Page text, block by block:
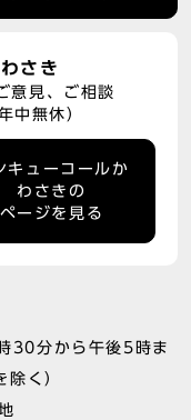
さき
意見、ご相談
中無休）
キューコールか
わさきの
ページを見る
30分から午後5時ま
く）